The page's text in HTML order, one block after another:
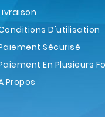
D'utilisation
Sécurisé
En Plusieurs
Propos